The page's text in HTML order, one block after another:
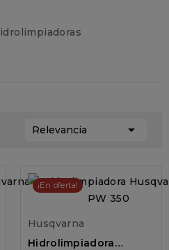
Relevancia 
¡En oferta!
Husqvarna
Hidrolimpiadora